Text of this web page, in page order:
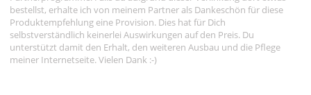
bestellst, erhalte ich von meinem Partner als Dankeschön für diese
Produktempfehlung eine Provision. Dies hat für Dich
selbstverständlich keinerlei Auswirkungen auf den Preis. Du
unterstützt damit den Erhalt, den weiteren Ausbau und die Pflege
meiner Internetseite. Vielen Dank :-)